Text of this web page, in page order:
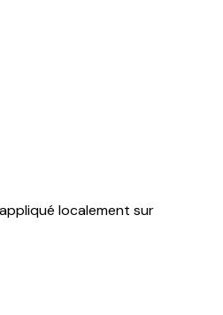
localement sur